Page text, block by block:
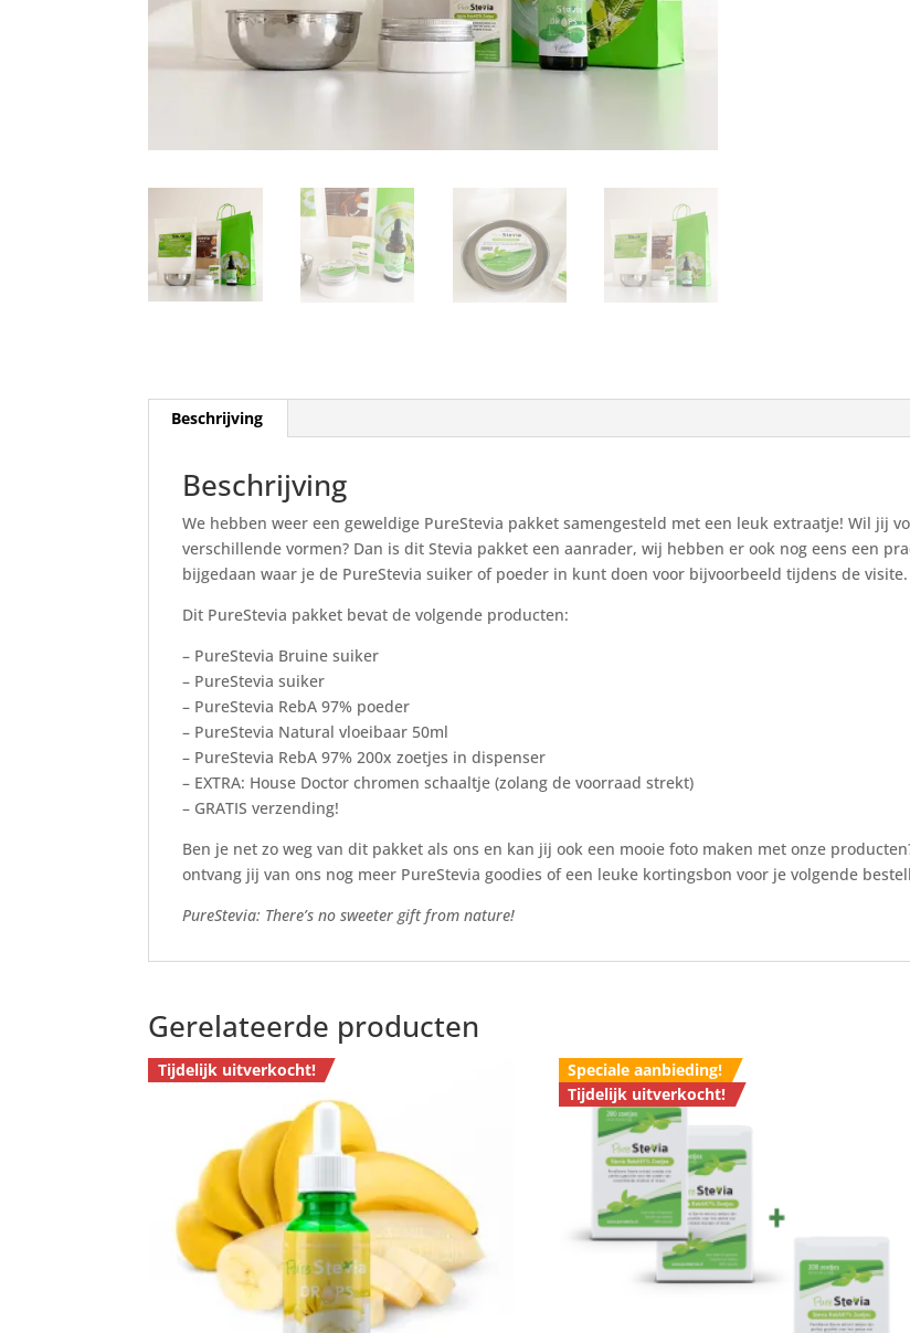
Beschrijving
Beschrijving
We hebben weer een geweldige PureStevia pakket samengesteld met een leuk extraatje! Wil jij
verschillende vormen? Dan is dit Stevia pakket een aanrader, wij hebben er ook nog eens een
bijgedaan waar je de PureStevia suiker of poeder in kunt doen voor bijvoorbeeld tijdens de visite.
Dit PureStevia pakket bevat de volgende producten:
– PureStevia Bruine suiker
– PureStevia suiker
– PureStevia RebA 97% poeder
– PureStevia Natural vloeibaar 50ml
– PureStevia RebA 97% 200x zoetjes in dispenser
– EXTRA: House Doctor chromen schaaltje (zolang de voorraad strekt)
– GRATIS verzending!
Ben je net zo weg van dit pakket als ons en kan jij ook een mooie foto maken met onze
ontvang jij van ons nog meer PureStevia goodies of een leuke kortingsbon voor je volgende
PureStevia: There’s no sweeter gift from nature!
Gerelateerde producten
Tijdelijk uitverkocht!
Speciale aanbieding!
Tijdelijk uitverkocht!